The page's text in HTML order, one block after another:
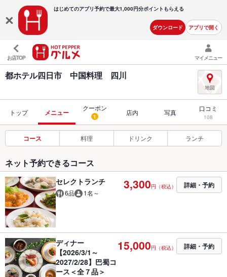
はじめてのアプリ予約で最大1,000円分ポイントもらえる
ダウンロード アプリで開く
お店TOP マイメニュー
都ホテル四日市 中国料理 四川
トップ メニュー
クーポン
1 店内 写真 口コミ
108
コース 料理 ドリンク ランチ
ネット予約できるコース
セレクトランチ
6品 1名～
3,300円（税込） 詳細・予約
ディナー
【2026/3/1～
2027/2/28】巴蜀コ
ース＜全７品＞
15,000円（税込） 詳細・予約